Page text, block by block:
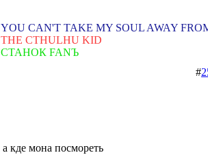
YOU CAN'T TAKE MY SOUL AWAY
THE CTHULHU KID
СТАНОК FANЪ
#
а кде мона посмореть